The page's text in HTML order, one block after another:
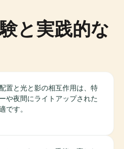
と実践的な
置と光と影の相互作用は、特
や夜間にライトアップされた
です。